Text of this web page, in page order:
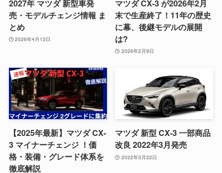
2027年 マツダ 新型車発
売・モデルチェンジ情報 ま
とめ
2026年4月13日
マツダ CX-3 が2026年2月
末で生産終了！11年の歴史
に幕、後継モデルの展開
は?
2026年2月9日
【2025年最新】マツダ CX-
3 マイナーチェンジ ！価
格・装備・グレード体系を
徹底解説
マツダ 新型 CX-3 一部商品
改良 2022年3月発売
2022年3月22日